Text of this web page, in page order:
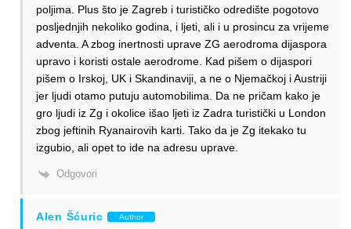
poljima. Plus što je Zagreb i turističko odredište pogotovo
posljednjih nekoliko godina, i ljeti, ali i u prosincu za vrijeme
adventa. A zbog inertnosti uprave ZG aerodroma dijaspora
upravo i koristi ostale aerodrome. Kad pišem o dijaspori
pišem o Irskoj, UK i Skandinaviji, a ne o Njemačkoj i Austriji
jer ljudi otamo putuju automobilima. Da ne pričam kako je
gro ljudi iz Zg i okolice išao ljeti iz Zadra turistički u London
zbog jeftinih Ryanairovih karti. Tako da je Zg itekako tu
izgubio, ali opet to ide na adresu uprave.
Odgovori
Alen Šćuric Author